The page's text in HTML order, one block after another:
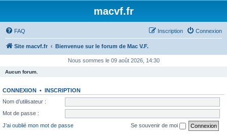
macvf.fr
FAQ Connexion
Inscription
Site macvf.fr Bienvenue sur le forum de Mac V.F.
Nous sommes le 09 août 2026, 14:30
Aucun forum.
CONNEXION • INSCRIPTION
Nom d’utilisateur :
Mot de passe :
J’ai oublié mon mot de passe
Se souvenir de moi